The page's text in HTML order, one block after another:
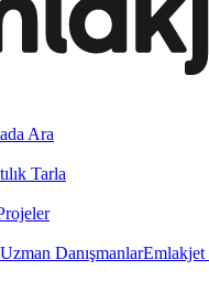
Ara
Tarla
Uzman Danışmanlar